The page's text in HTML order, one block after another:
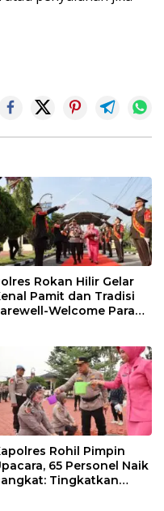
Rokan Hilir Gelar
Pamit dan Tradisi
Welcome Parade
Rohil Pimpin
65 Personel Naik
Tingkatkan